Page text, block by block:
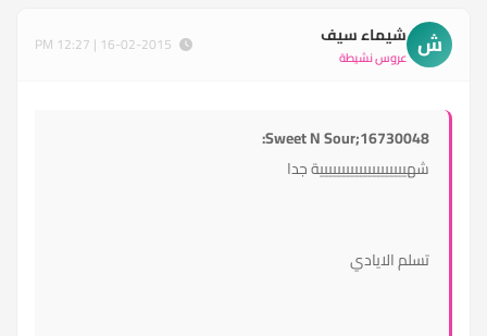
ش شيماء سيف
عروس نشيطة
Sweet N Sour;16730048:
شهيييييييييييييييييييية جدا
تسلم الايادي